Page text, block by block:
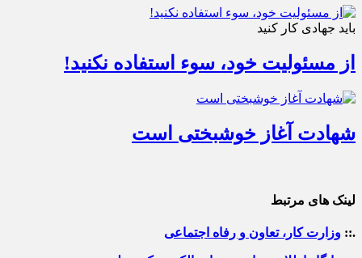
باید جهادی کار کنید
از مسئولیت خود، سوء استفاده نکنید!
شهادت آغاز خوشبختی است
لینک های مرتبط
.:: وزارت کار، تعاون و رفاه اجتماعی